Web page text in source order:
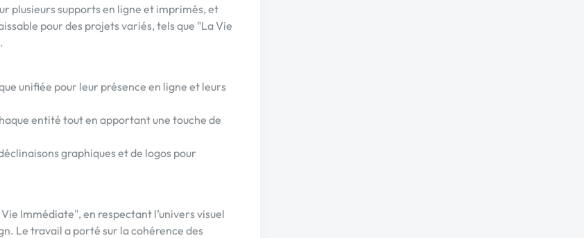
plusieurs supports en ligne et imprimés, et
pour des projets variés, tels que "La Vie
unifiée pour leur présence en ligne et leurs
entité tout en apportant une touche de
graphiques et de logos pour
Immédiate", en respectant l’univers visuel
Le travail a porté sur la cohérence des